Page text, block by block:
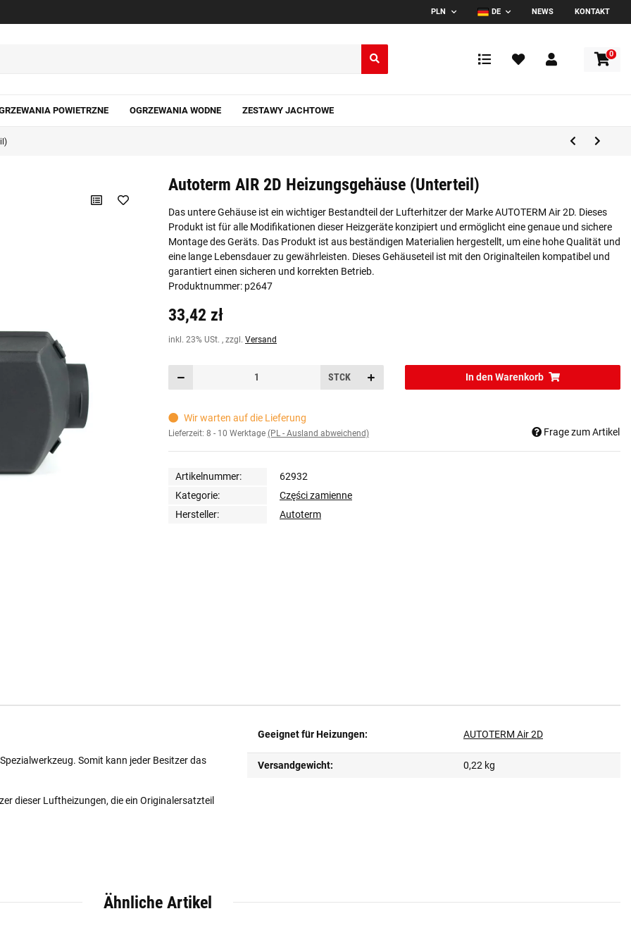
PLN DE NEWS KONTAKT
0
POWIETRZNE OGRZEWANIA WODNE ZESTAWY JACHTOWE
Autoterm AIR 2D Heizungsgehäuse (Unterteil)
Das untere Gehäuse ist ein wichtiger Bestandteil der Lufterhitzer der Marke AUTOTERM Air 2D. Dieses
Produkt ist für alle Modifikationen dieser Heizgeräte konzipiert und ermöglicht eine genaue und sichere
Montage des Geräts. Das Produkt ist aus beständigen Materialien hergestellt, um eine hohe Qualität und
eine lange Lebensdauer zu gewährleisten. Dieses Gehäuseteil ist mit den Originalteilen kompatibel und
garantiert einen sicheren und korrekten Betrieb.
Produktnummer: p2647
33,42 zł
inkl. 23% USt. , zzgl. Versand
STCK In den Warenkorb
Wir warten auf die Lieferung
Lieferzeit: 8 - 10 Werktage (PL - Ausland abweichend) Frage zum Artikel
Artikelnummer:
62932
Kategorie:
Części zamienne
Hersteller:
Autoterm
Somit kann jeder Besitzer das
dieser Luftheizungen, die ein Originalersatzteil
Geeignet für Heizungen: AUTOTERM Air 2D
Versandgewicht: 0,22 kg
Ähnliche Artikel